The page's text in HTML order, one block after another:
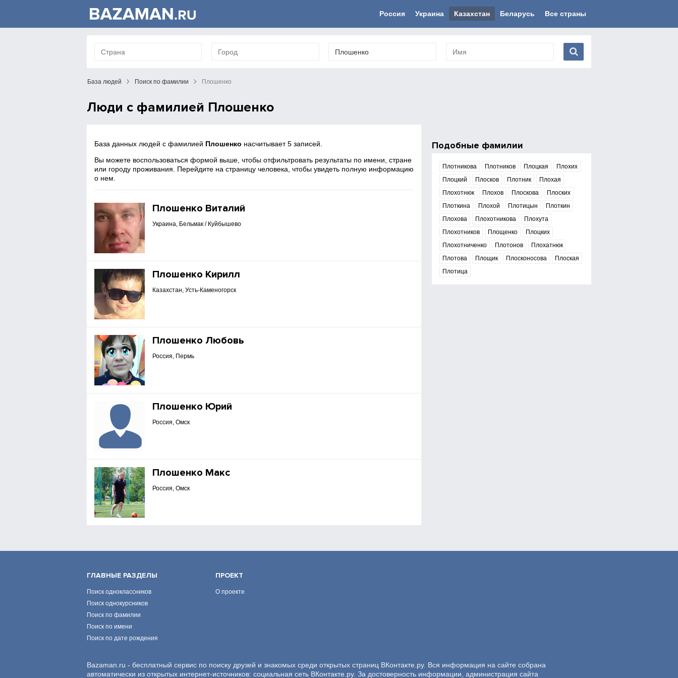
Россия Украина Казахстан Беларусь Все страны
База людей Поиск по фамилии Плошенко
Люди с фамилией Плошенко
База данных людей с фамилией Плошенко насчитывает 5 записей.
Вы можете воспользоваться формой выше, чтобы отфильтровать результаты по имени, стране
или городу проживания. Перейдите на страницу человека, чтобы увидеть полную информацию
о нем.
Плошенко Виталий
Украина, Бельмак / Куйбышево
Плошенко Кирилл
Казахстан, Усть-Каменогорск
Плошенко Любовь
Россия, Пермь
Плошенко Юрий
Россия, Омск
Плошенко Макс
Россия, Омск
Подобные фамилии
Плотникова Плотников Плоцкая
Плохих
Плоцкий
Плосков Плотник
Плохая
Плохотнюк
Плохов Плоскова
Плоских
Плоткина
Плохой Плотицын
Плоткин
Плохова
Плохотникова
Плохута
Плохотников
Площенко
Плоцких
Плохотниченко
Плотонов
Плохатнюк
Плотова
Площик Плосконосова
Плоская
Плотица
ГЛАВНЫЕ РАЗДЕЛЫ
Поиск одноклассников
Поиск однокурсников
Поиск по фамилии
Поиск по имени
Поиск по дате рождения
ПРОЕКТ
О проекте
Bazaman.ru - бесплатный сервис по поиску друзей и знакомых среди открытых страниц ВКонтакте.ру. Вся информация на сайте собрана
автоматически из открытых интернет-источников: социальная сеть ВКонтакте.ру. За достоверность информации, администрация сайта